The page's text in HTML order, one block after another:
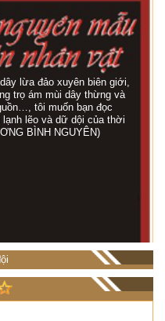
lừa đảo xuyên biên giới,
trọ ám mùi dây thừng và
tôi muốn bạn đọc
lẽo và dữ dội của thời
BÌNH NGUYÊN)